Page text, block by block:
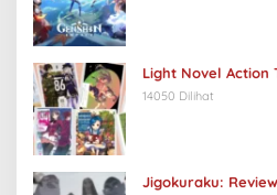
Light Novel Action
14050 Dilihat
Jigokuraku: